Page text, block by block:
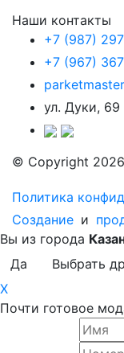
Наши контакты
+7 (987)
+7 (967)
ул. Дуки, 69
© Copyright
Политика
Создание и
Вы из города
Да
Выбрать
X
Почти готовое